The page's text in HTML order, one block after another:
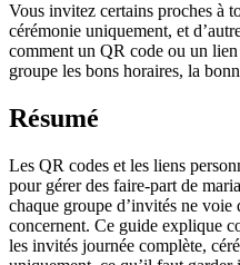
Vous invitez certains proches à
cérémonie uniquement, et
comment un QR code ou un
groupe les bons horaires, la
Résumé
Les QR codes et les liens
pour gérer des faire-part de
chaque groupe d’invités ne
concernent. Ce guide explique
les invités journée complète,